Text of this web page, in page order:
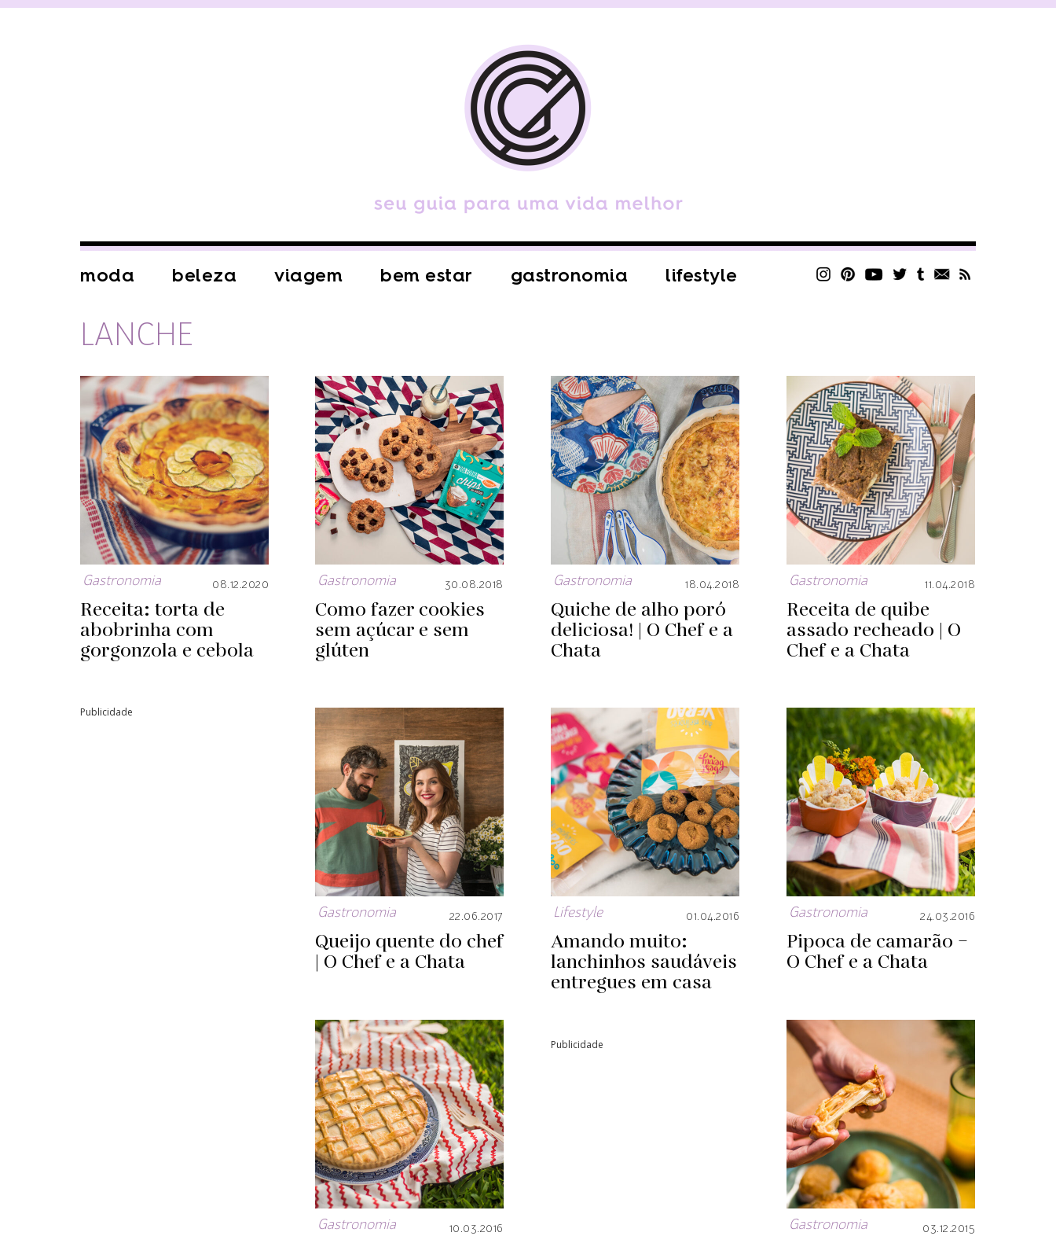
moda beleza viagem bem estar gastronomia lifestyle
LANCHE
Gastronomia 08.12.2020
Receita: torta de
abobrinha com
gorgonzola e cebola
Gastronomia 30.08.2018
Como fazer cookies
sem açúcar e sem
glúten
Gastronomia 18.04.2018
Quiche de alho poró
deliciosa! | O Chef e a
Chata
Gastronomia 11.04.2018
Receita de quibe
assado recheado | O
Chef e a Chata
Publicidade
Gastronomia 22.06.2017
Queijo quente do chef
| O Chef e a Chata
Lifestyle 01.04.2016
Amando muito:
lanchinhos saudáveis
entregues em casa
Gastronomia 24.03.2016
Pipoca de camarão –
O Chef e a Chata
Gastronomia 10.03.2016 Gastronomia 03.12.2015
Publicidade